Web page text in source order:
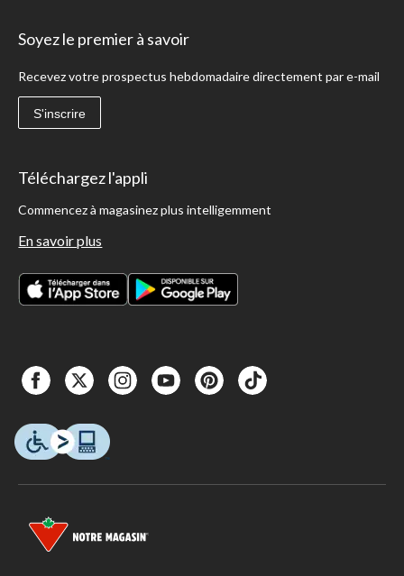
Soyez le premier à savoir
Recevez votre prospectus hebdomadaire directement par e-mail
S'inscrire
Téléchargez l'appli
Commencez à magasinez plus intelligemment
En savoir plus